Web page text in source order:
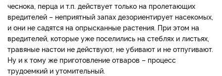
чеснока, перца и т.п. действует только на пролетающих
вредителей – неприятный запах дезориентирует насекомых,
и они не садятся на опрысканные растения. При этом на
вредителей, которые уже поселились на стеблях и листьях,
травяные настои не действуют, не убивают и не отпугивают.
Ну и к тому же приготовление отваров – процесс
трудоемкий и утомительный.